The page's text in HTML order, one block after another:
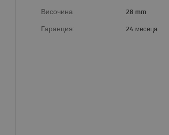
Височина
28 mm
Гаранция:
24 месеца